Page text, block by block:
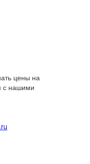
цены на
с нашими